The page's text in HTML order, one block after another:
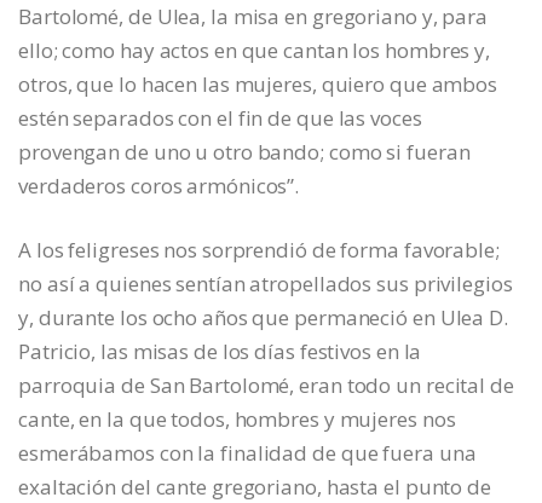
Bartolomé, de Ulea, la misa en gregoriano y, para
ello; como hay actos en que cantan los hombres y,
otros, que lo hacen las mujeres, quiero que ambos
estén separados con el fin de que las voces
provengan de uno u otro bando; como si fueran
verdaderos coros armónicos”.
A los feligreses nos sorprendió de forma favorable;
no así a quienes sentían atropellados sus privilegios
y, durante los ocho años que permaneció en Ulea D.
Patricio, las misas de los días festivos en la
parroquia de San Bartolomé, eran todo un recital de
cante, en la que todos, hombres y mujeres nos
esmerábamos con la finalidad de que fuera una
exaltación del cante gregoriano, hasta el punto de